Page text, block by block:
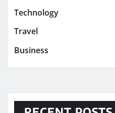
Technology
Travel
Business